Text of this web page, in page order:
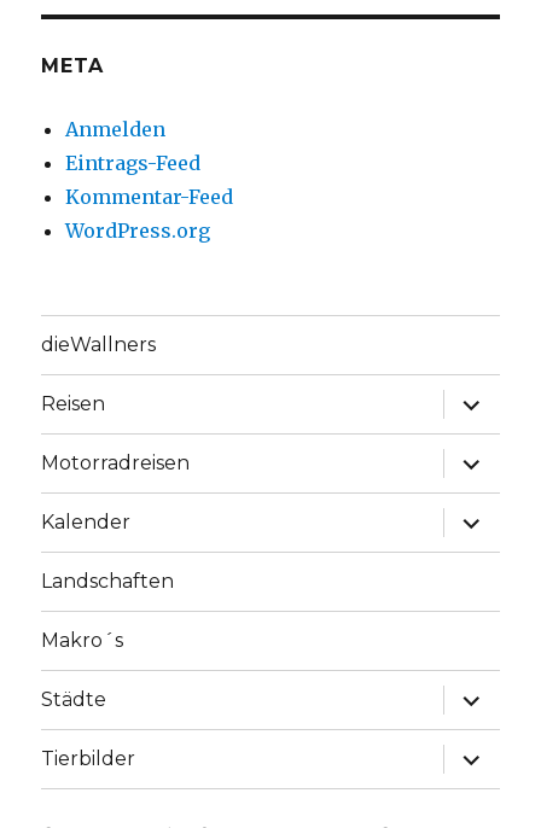
META
Anmelden
Eintrags-Feed
Kommentar-Feed
WordPress.org
dieWallners
Reisen
Motorradreisen
Kalender
Landschaften
Makro´s
Städte
Tierbilder